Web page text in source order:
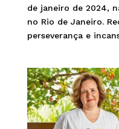
de janeiro de 2024,
no Rio de Janeiro.
perseverança e